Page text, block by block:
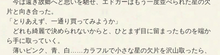
今は遠き故郷へと思いを馳せ、エドガーはもう一度並べられた星の欠
片と向き合った。
「とりあえず、一通り買ってみようか」
どれも綺麗で決められないからと、ひとまず目に留まったものを端か
ら手に取っていく。
薄いピンク、青、白……カラフルで小さな星の欠片を沢山取ったら、